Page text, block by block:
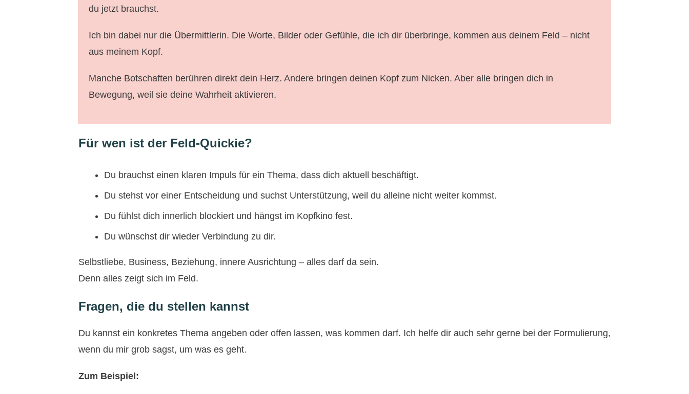
du jetzt brauchst.
Ich bin dabei nur die Übermittlerin. Die Worte, Bilder oder Gefühle, die ich dir überbringe, kommen aus deinem Feld – nicht
aus meinem Kopf.
Manche Botschaften berühren direkt dein Herz. Andere bringen deinen Kopf zum Nicken. Aber alle bringen dich in
Bewegung, weil sie deine Wahrheit aktivieren.
Für wen ist der Feld-Quickie?
Du brauchst einen klaren Impuls für ein Thema, dass dich aktuell beschäftigt.
Du stehst vor einer Entscheidung und suchst Unterstützung, weil du alleine nicht weiter kommst.
Du fühlst dich innerlich blockiert und hängst im Kopfkino fest.
Du wünschst dir wieder Verbindung zu dir.
Selbstliebe, Business, Beziehung, innere Ausrichtung – alles darf da sein.
Denn alles zeigt sich im Feld.
Fragen, die du stellen kannst
Du kannst ein konkretes Thema angeben oder offen lassen, was kommen darf. Ich helfe dir auch sehr gerne bei der Formulierung,
wenn du mir grob sagst, um was es geht.
Zum Beispiel: